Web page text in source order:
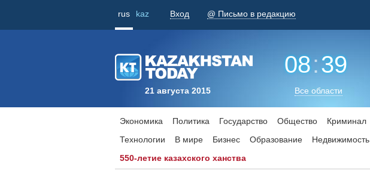
rus kaz Вход @ Письмо в редакцию
21 августа 2015
08:39
Все области
Экономика Политика Государство Общество Криминал
Технологии
В мире Бизнес Образование Недвижимость
550-летие казахского ханства